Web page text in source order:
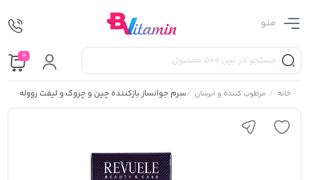
منو
0
خانه / مرطوب کننده و آبرسان /سرم جوانساز بازکننده چین و چروک و لیفت رووله